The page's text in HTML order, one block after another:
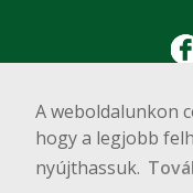
A weboldalunkon
hogy a legjobb
nyújthassuk.